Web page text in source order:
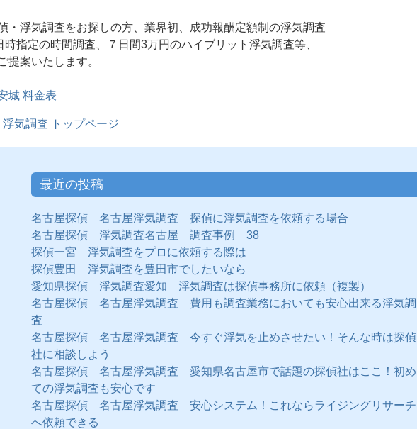
浮気調査をお探しの方、業界初、成功報酬定額制の浮気調査
指定の時間調査、７日間3万円のハイブリット浮気調査等、
提案いたします。
城 料金表
浮気調査 トップページ
最近の投稿
名古屋探偵 名古屋浮気調査 探偵に浮気調査を依頼する場合
名古屋探偵 浮気調査名古屋 調査事例 38
探偵一宮 浮気調査をプロに依頼する際は
探偵豊田 浮気調査を豊田市でしたいなら
愛知県探偵 浮気調査愛知 浮気調査は探偵事務所に依頼（複製）
名古屋探偵 名古屋浮気調査 費用も調査業務においても安心出来る浮気調
査
名古屋探偵 名古屋浮気調査 今すぐ浮気を止めさせたい！そんな時は探偵
社に相談しよう
名古屋探偵 名古屋浮気調査 愛知県名古屋市で話題の探偵社はここ！初め
ての浮気調査も安心です
名古屋探偵 名古屋浮気調査 安心システム！これならライジングリサーチ
へ依頼できる